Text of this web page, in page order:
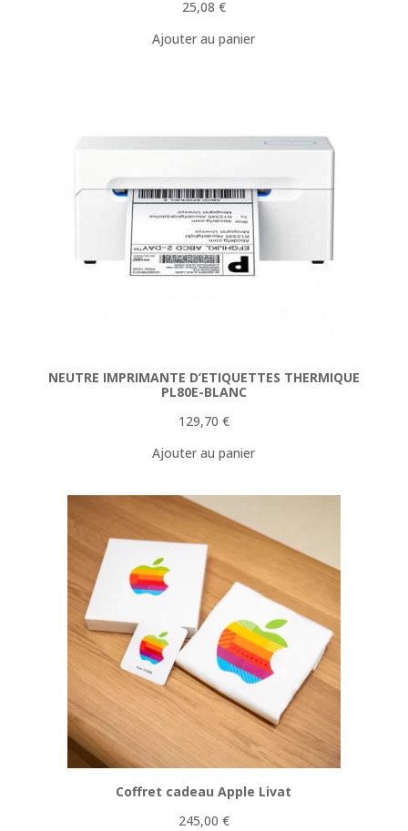
25,08 €
Ajouter au panier
NEUTRE IMPRIMANTE D’ETIQUETTES THERMIQUE
PL80E-BLANC
129,70 €
Ajouter au panier
Coffret cadeau Apple Livat
245,00 €